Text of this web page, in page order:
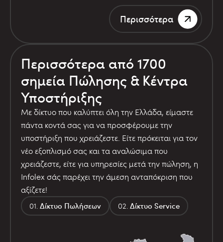
Περισσότερα
Περισσότερα από 1700
σημεία Πώλησης & Κέντρα
Υποστήριξης
Με δίκτυο που καλύπτει όλη την Ελλάδα, είμαστε
πάντα κοντά σας για να προσφέρουμε την
υποστήριξη που χρειάζεστε. Είτε πρόκειται για τον
νέο εξοπλισμό σας και τα αναλώσιμα που
χρειάζεστε, είτε για υπηρεσίες μετά την πώληση, η
Infolex σάς παρέχει την άμεση ανταπόκριση που
αξίζετε!
Δίκτυο Πωλήσεων Δίκτυο Service